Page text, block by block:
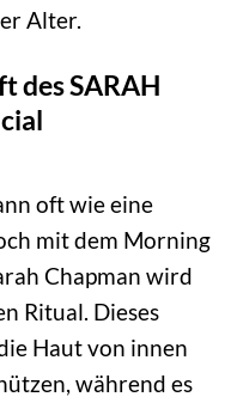
Alter.
des SARAH
oft wie eine
mit dem Morning
Chapman wird
Ritual. Dieses
Haut von innen
während es